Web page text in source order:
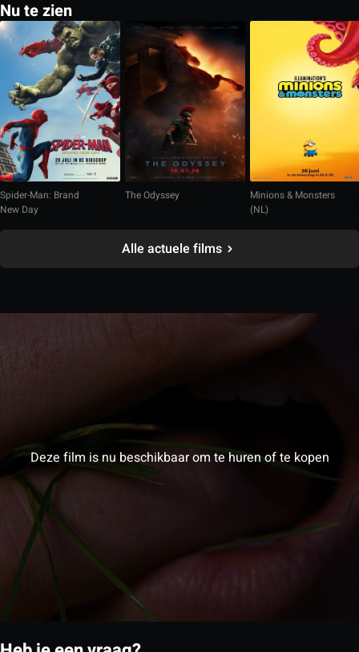
Nu te zien
Spider-Man: Brand
New Day
The Odyssey
Minions & Monsters
(NL)
Alle actuele films
Deze film is nu beschikbaar om te huren of te kopen